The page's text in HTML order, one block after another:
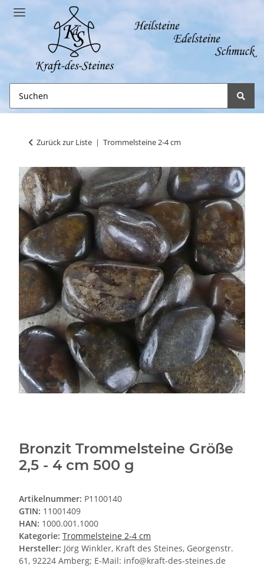
Zurück zur Liste Trommelsteine 2-4 cm
Bronzit Trommelsteine Größe
2,5 - 4 cm 500 g
Artikelnummer: P1100140
GTIN: 11001409
HAN: 1000.001.1000
Kategorie: Trommelsteine 2-4 cm
Hersteller: Jörg Winkler, Kraft des Steines, Georgenstr.
61, 92224 Amberg; E-Mail: info@kraft-des-steines.de